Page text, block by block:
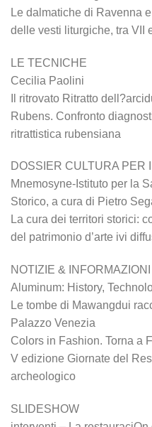
Le dalmatiche di Ravenna
delle vesti liturgiche, tra VII
LE TECNICHE
Cecilia Paolini
Il ritrovato Ritratto
Rubens. Confronto
ritrattistica rubensiana
DOSSIER CULTURA PER
Mnemosyne-Istituto per la
Storico, a cura di Pietro
La cura dei territori storici:
del patrimonio d’arte ivi
NOTIZIE & INFORMAZIONI
Aluminum: History,
Le tombe di Mawangdui
Palazzo Venezia
Colors in Fashion. Torna a
V edizione Giornate del
archeologico
SLIDESHOW